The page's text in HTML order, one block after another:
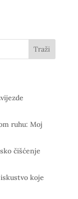
Traži
ruhu: Moj
čišćenje
koje